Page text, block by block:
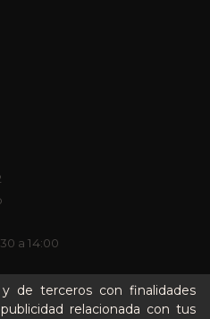
de terceros con finalidades
relacionada con tus
a 14:00
Peter